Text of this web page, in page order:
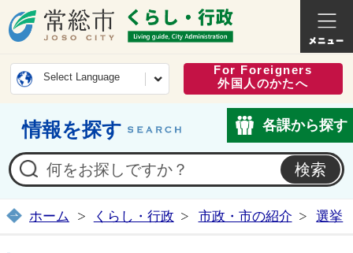
常総市公式ホームページ
くらし
Select Language
For Foreigners
外国人のかたへ
情報を探す 各課から探す
ホーム くらし・行政 市政・市の紹介 選挙